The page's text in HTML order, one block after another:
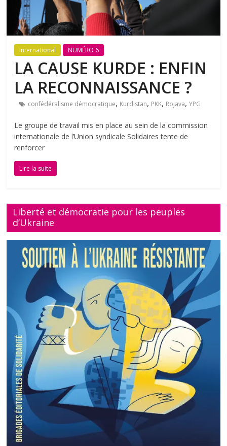
International NUMÉRO 6
LA CAUSE KURDE : ENFIN
LA RECONNAISSANCE ?
confédéralisme démocratique, Kurdistan, PKK, Rojava,YPG
Le groupe de travail mis en place au sein de la commission
internationale de l’Union syndicale Solidaires tente de
renforcer
Lire la suite
Liberté et démocratie pour les peuples
d’Ukraine